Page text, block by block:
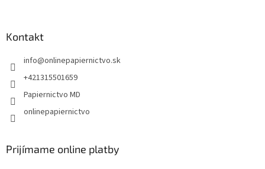
Kontakt
info@onlinepapiernictvo.sk
+421315501659
Papiernictvo MD
onlinepapiernictvo
Prijímame online platby